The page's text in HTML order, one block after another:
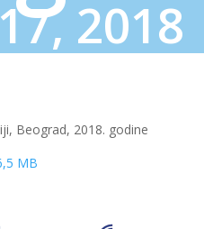
2018
Beograd, 2018. godine
MB